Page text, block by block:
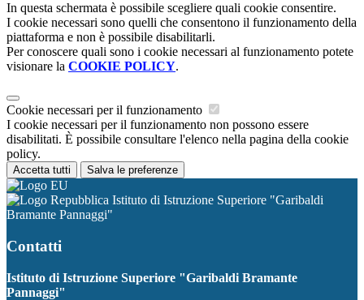
In questa schermata è possibile scegliere quali cookie consentire.
I cookie necessari sono quelli che consentono il funzionamento della
piattaforma e non è possibile disabilitarli.
Per conoscere quali sono i cookie necessari al funzionamento potete
visionare la COOKIE POLICY.
Cookie necessari per il funzionamento
I cookie necessari per il funzionamento non possono essere
disabilitati. È possibile consultare l'elenco nella pagina della cookie
policy.
Accetta tutti Salva le preferenze
Istituto di Istruzione Superiore "Garibaldi
Bramante Pannaggi"
Contatti
Istituto di Istruzione Superiore "Garibaldi Bramante
Pannaggi"